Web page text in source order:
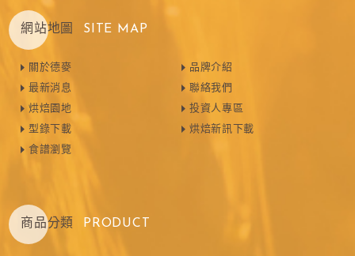
網站地圖 SITE MAP
關於德麥
最新消息
烘焙園地
型錄下載
食譜瀏覽
品牌介紹
聯絡我們
投資人專區
烘焙新訊下載
商品分類 PRODUCT